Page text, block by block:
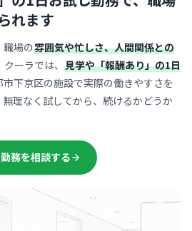
れます
場の雰囲気や忙しさ、人間関係との
ーラでは、 見学や「報酬あり」の1日
市下京区の施設で実際の働きやすさを
理なく試してから、続けるかどうか
務を相談する